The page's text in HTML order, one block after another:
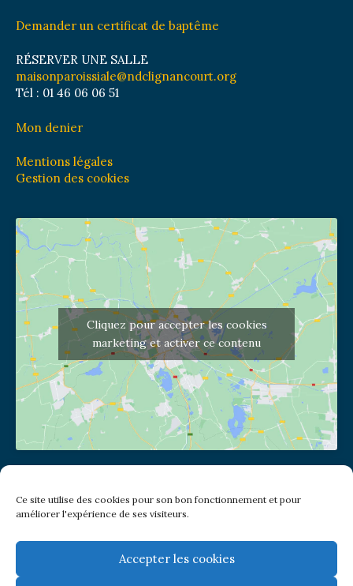
Ce site utilise des cookies pour son bon fonctionnement et pour
améliorer l'expérience de ses visiteurs.
Accepter les cookies
Demander un certificat de baptême
RÉSERVER UNE SALLE
maisonparoissiale@ndclignancourt.org
Tél : 01 46 06 06 51
Mon denier
Mentions légales
Gestion des cookies
Cliquez pour accepter les cookies
marketing et activer ce contenu
(pas de courrier à cette adresse)
2 place Jules Joffrin - 75018
Metro: Jules Joffrin ou Simplon
Bus : Mairie du XVIII